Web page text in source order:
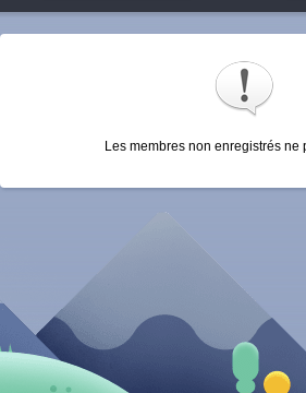
Les membres non enregistrés ne